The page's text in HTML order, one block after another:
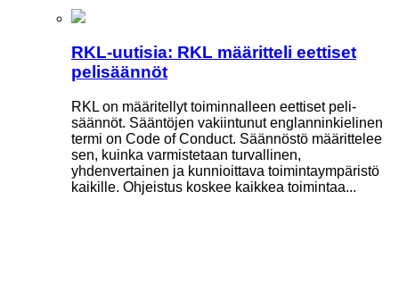
RKL-uutisia: RKL määritteli eettiset
pelisäännöt
RKL on määritellyt toiminnalleen eettiset peli­
säännöt. Sääntöjen vakiintunut englanninkielinen
termi on Code of Conduct. Säännöstö määrittelee
sen, kuinka varmistetaan turvallinen,
yhdenvertainen ja kun­nioittava toimintaympäristö
kaikille. Ohjeistus koskee kaikkea toimintaa...